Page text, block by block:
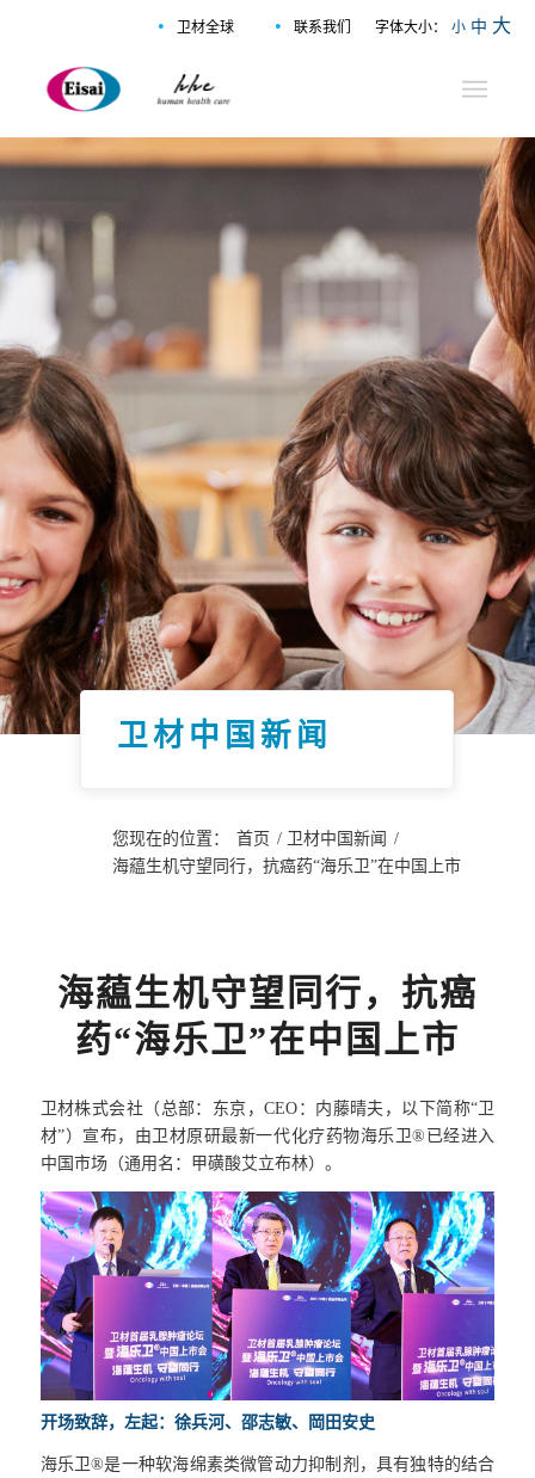
字体大小： 小 中 大
• 卫材全球 • 联系我们
卫材中国新闻
您现在的位置： 首页 / 卫材中国新闻 /
海藴生机守望同行，抗癌药“海乐卫”在中国上市
海藴生机守望同行，抗癌
药“海乐卫”在中国上市
卫材株式会社（总部：东京，CEO：内藤晴夫，以下简称“卫
材”）宣布，由卫材原研最新一代化疗药物海乐卫®已经进入
中国市场（通用名：甲磺酸艾立布林）。
开场致辞，左起：徐兵河、邵志敏、岡田安史
海乐卫®是一种软海绵素类微管动力抑制剂，具有独特的结合